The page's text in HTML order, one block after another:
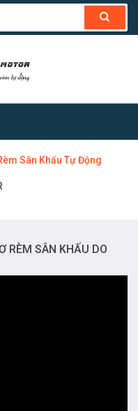
Sân Khấu Tự Động
RÈM SÂN KHẤU DO